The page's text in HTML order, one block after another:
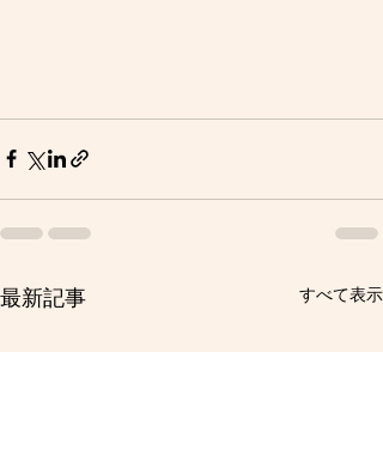
最新記事 すべて表示